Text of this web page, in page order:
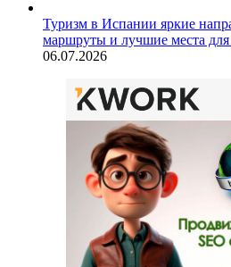
Туризм в Испании яркие
маршруты и лучшие места для
06.07.2026